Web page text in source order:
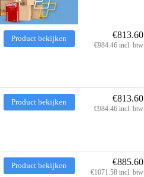
Product bekijken €813.60
€984.46 incl. btw
Product bekijken €813.60
€984.46 incl. btw
Product bekijken €885.60
€1071.58 incl. btw